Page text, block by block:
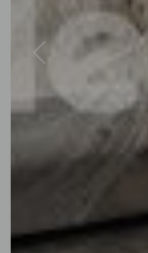
Previous